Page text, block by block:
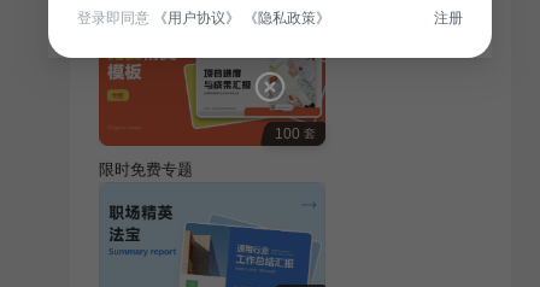
100 套
限时免费专题
登录即同意 《用户协议》 《隐私政策》 注册